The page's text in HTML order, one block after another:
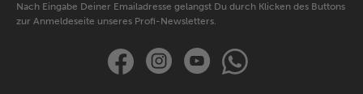
Nach Eingabe Deiner Emailadresse gelangst Du durch Klicken des Buttons
zur Anmeldeseite unseres Profi-Newsletters.